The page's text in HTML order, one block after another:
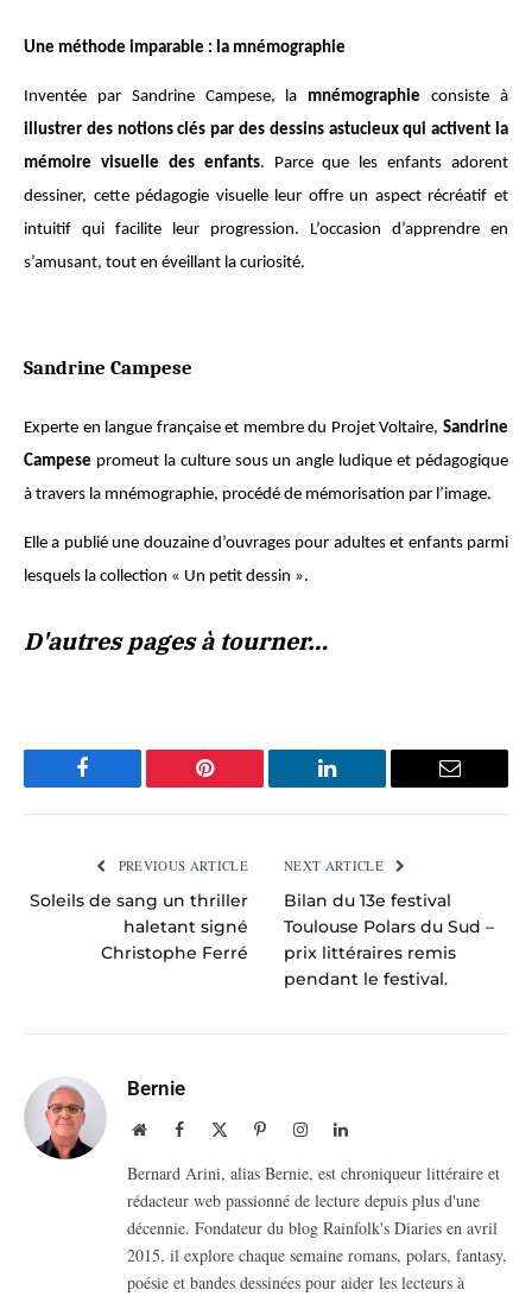
Une méthode imparable : la mnémographie
Inventée par Sandrine Campese, la mnémographie consiste à
illustrer des notions clés par des dessins astucieux qui activent la
mémoire visuelle des enfants. Parce que les enfants adorent
dessiner, cette pédagogie visuelle leur offre un aspect récréatif et
intuitif qui facilite leur progression. L’occasion d’apprendre en
s’amusant, tout en éveillant la curiosité.
Sandrine Campese
Experte en langue française et membre du Projet Voltaire, Sandrine
Campese promeut la culture sous un angle ludique et pédagogique
à travers la mnémographie, procédé de mémorisation par l’image.
Elle a publié une douzaine d’ouvrages pour adultes et enfants parmi
lesquels la collection « Un petit dessin ».
D'autres pages à tourner…
Facebook Pinterest LinkedIn Email
PREVIOUS ARTICLE
Soleils de sang un thriller
haletant signé
Christophe Ferré
NEXT ARTICLE
Bilan du 13e festival
Toulouse Polars du Sud –
prix littéraires remis
pendant le festival.
Bernie
WebsiteFacebook PinterestInstagramLinkedIn
Bernard Arini, alias Bernie, est chroniqueur littéraire et
rédacteur web passionné de lecture depuis plus d'une
décennie. Fondateur du blog Rainfolk's Diaries en avril
2015, il explore chaque semaine romans, polars, fantasy,
poésie et bandes dessinées pour aider les lecteurs à